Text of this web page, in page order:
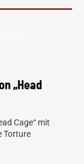
„Head
Cage“ mit
Torture